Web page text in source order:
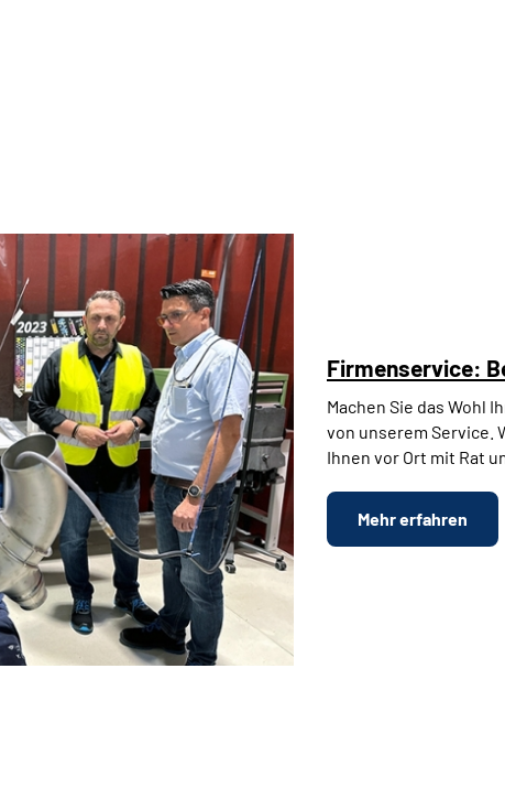
Firmenservice:
Machen Sie das Wohl
von unserem Service.
Ihnen vor Ort mit Rat
Mehr erfahren